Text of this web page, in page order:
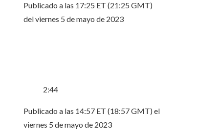
Publicado a las 17:25 ET (21:25 GMT)
del viernes 5 de mayo de 2023
2:44
Publicado a las 14:57 ET (18:57 GMT) el
viernes 5 de mayo de 2023